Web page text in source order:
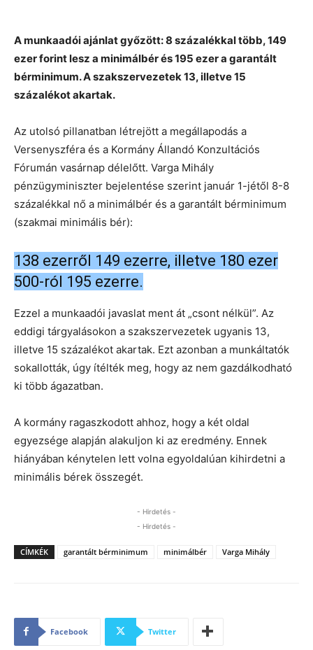
A munkaadói ajánlat győzött: 8 százalékkal több, 149
ezer forint lesz a minimálbér és 195 ezer a garantált
bérminimum. A szakszervezetek 13, illetve 15
százalékot akartak.
Az utolsó pillanatban létrejött a megállapodás a
Versenyszféra és a Kormány Állandó Konzultációs
Fórumán vasárnap délelőtt. Varga Mihály
pénzügyminiszter bejelentése szerint január 1-jétől 8-8
százalékkal nő a minimálbér és a garantált bérminimum
(szakmai minimális bér):
138 ezerről 149 ezerre, illetve 180 ezer
500-ról 195 ezerre.
Ezzel a munkaadói javaslat ment át „csont nélkül”. Az
eddigi tárgyalásokon a szakszervezetek ugyanis 13,
illetve 15 százalékot akartak. Ezt azonban a munkáltatók
sokallották, úgy ítélték meg, hogy az nem gazdálkodható
ki több ágazatban.
A kormány ragaszkodott ahhoz, hogy a két oldal
egyezsége alapján alakuljon ki az eredmény. Ennek
hiányában kénytelen lett volna egyoldalúan kihirdetni a
minimális bérek összegét.
- Hirdetés -
- Hirdetés -
CÍMKÉK garantált bérminimum minimálbér Varga Mihály
Facebook Twitter